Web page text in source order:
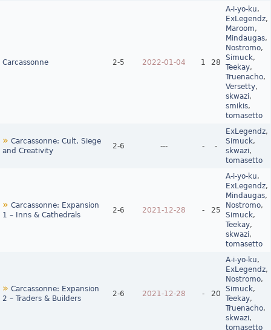
Carcassonne 2‑5 2022-01-04 1 28
A-i-yo-ku,
ExLegendz,
Maroom,
Mindaugas,
Nostromo,
Simuck,
Teekay,
Truenacho,
Versetty,
skwazi,
smikis,
tomasetto
» Carcassonne: Cult, Siege
and Creativity
2‑6 --- - -
ExLegendz,
Simuck,
skwazi,
tomasetto
» Carcassonne: Expansion
1 – Inns & Cathedrals
2‑6 2021-12-28 - 25
A-i-yo-ku,
ExLegendz,
Mindaugas,
Nostromo,
Simuck,
Teekay,
skwazi,
tomasetto
» Carcassonne: Expansion
2 – Traders & Builders
2‑6 2021-12-28 - 20
A-i-yo-ku,
ExLegendz,
Nostromo,
Simuck,
Teekay,
Truenacho,
skwazi,
tomasetto